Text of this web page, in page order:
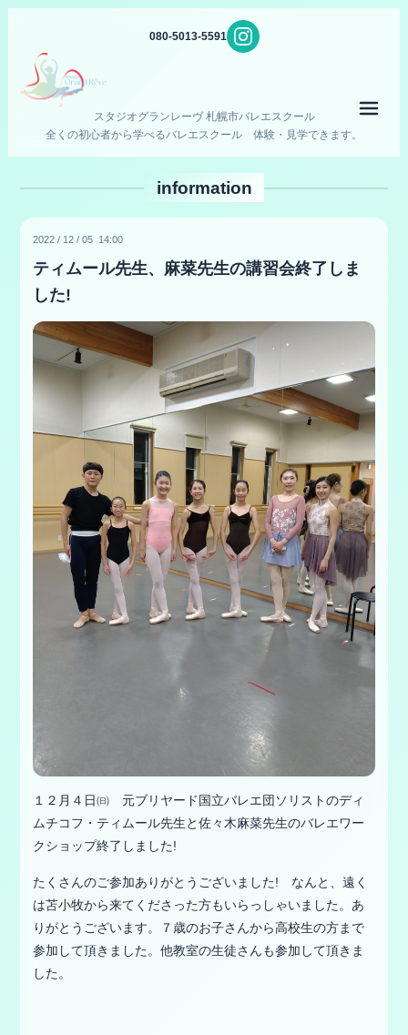
080-5013-5591
スタジオグランレーヴ 札幌市バレエスクール
全くの初心者から学べるバレエスクール 体験・見学できます。
information
2022 / 12 /05 14:00
ティムール先生、麻菜先生の講習会終了しま
した!
１２月４日㈰ 元ブリヤード国立バレエ団ソリストのディ
ムチコフ・ティムール先生と佐々木麻菜先生のバレエワー
クショップ終了しました!
たくさんのご参加ありがとうございました! なんと、遠く
は苫小牧から来てくださった方もいらっしゃいました。あ
りがとうございます。７歳のお子さんから高校生の方まで
参加して頂きました。他教室の生徒さんも参加して頂きま
した。